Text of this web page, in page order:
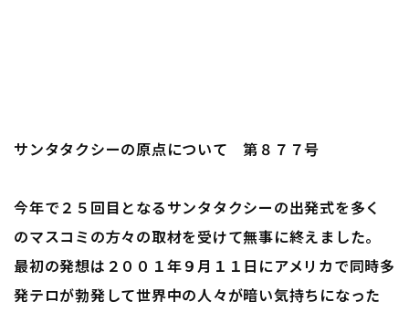
サンタタクシーの原点について 第８７７号
今年で２５回目となるサンタタクシーの出発式を多く
のマスコミの方々の取材を受けて無事に終えました。
最初の発想は２００１年９月１１日にアメリカで同時多
発テロが勃発して世界中の人々が暗い気持ちになった